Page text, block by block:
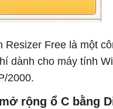
Resizer Free là một
dành cho máy tính
2000.
rộng ổ C bằng